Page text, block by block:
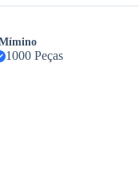
1000 Peças